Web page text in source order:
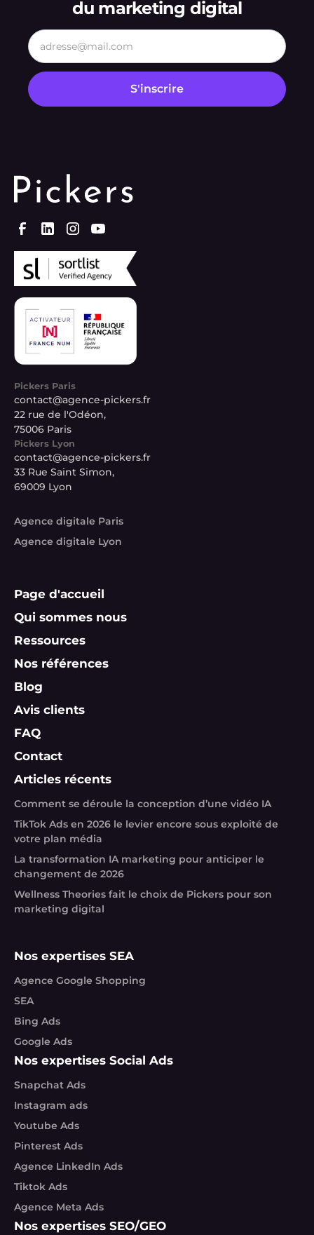
du marketing digital
Pickers Paris
contact@agence-pickers.fr
22 rue de l'Odéon,
75006 Paris
Pickers Lyon
contact@agence-pickers.fr
33 Rue Saint Simon,
69009 Lyon
Agence digitale Paris
Agence digitale Lyon
Page d'accueil
Qui sommes nous
Ressources
Nos références
Blog
Avis clients
FAQ
Contact
Articles récents
Comment se déroule la conception d’une vidéo IA
TikTok Ads en 2026 le levier encore sous exploité de
votre plan média
La transformation IA marketing pour anticiper le
changement de 2026
Wellness Theories fait le choix de Pickers pour son
marketing digital
Nos expertises SEA
Agence Google Shopping
SEA
Bing Ads
Google Ads
Nos expertises Social Ads
Snapchat Ads
Instagram ads
Youtube Ads
Pinterest Ads
Agence LinkedIn Ads
Tiktok Ads
Agence Meta Ads
Nos expertises SEO/GEO